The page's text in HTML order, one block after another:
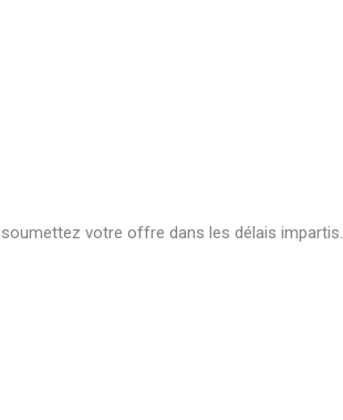
votre offre dans les délais impartis.